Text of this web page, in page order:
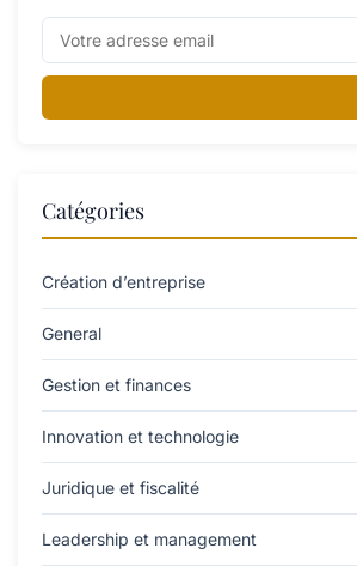
Catégories
Création d’entreprise
General
Gestion et finances
Innovation et technologie
Juridique et fiscalité
Leadership et management